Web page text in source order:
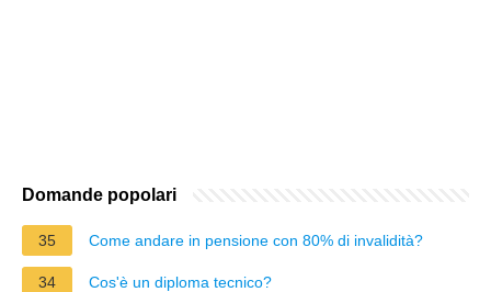
Domande popolari
35 Come andare in pensione con 80% di invalidità?
34 Cos'è un diploma tecnico?